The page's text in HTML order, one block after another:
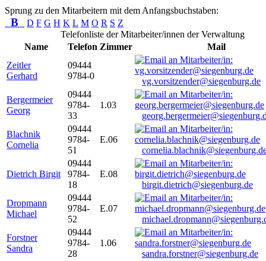
Sprung zu den Mitarbeitern mit dem Anfangsbuchstaben:
B D F G H K L M O R S Z
Telefonliste der Mitarbeiter/innen der Verwaltung
Name
Telefon Zimmer
Mail
Zeitler
Gerhard
09444
9784-0
vg.vorsitzender@siegenburg.de
Bergermeier
Georg
09444
9784-
33
1.03
Blachnik
Cornelia
09444
9784-
51
E.06
Dietrich Birgit
09444
9784-
18
E.08
birgit.dietrich@siegenburg.de
Dropmann
Michael
09444
9784-
52
E.07
Forstner
Sandra
09444
9784-
28
1.06
sandra.forstner@siegenburg.de